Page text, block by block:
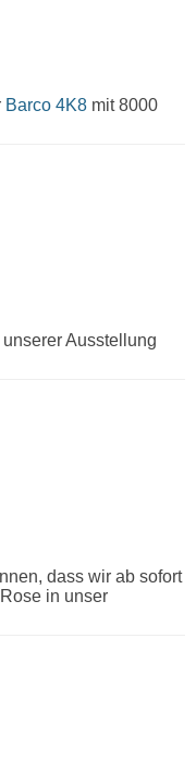
Barco 4K8 mit 8000
Ausstellung
dass wir ab sofort
in unser